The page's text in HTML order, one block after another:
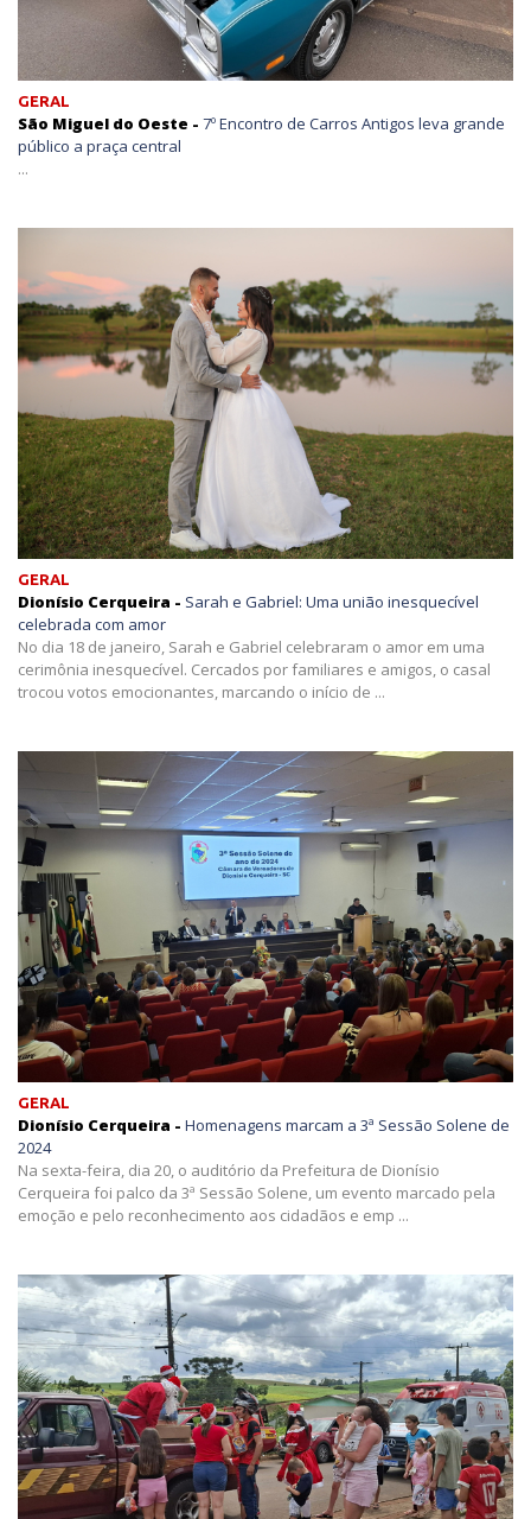
GERAL
São Miguel do Oeste - 7º Encontro de Carros Antigos leva grande
público a praça central
...
GERAL
Dionísio Cerqueira - Sarah e Gabriel: Uma união inesquecível
celebrada com amor
No dia 18 de janeiro, Sarah e Gabriel celebraram o amor em uma
cerimônia inesquecível. Cercados por familiares e amigos, o casal
trocou votos emocionantes, marcando o início de ...
GERAL
Dionísio Cerqueira - Homenagens marcam a 3ª Sessão Solene de
2024
Na sexta-feira, dia 20, o auditório da Prefeitura de Dionísio
Cerqueira foi palco da 3ª Sessão Solene, um evento marcado pela
emoção e pelo reconhecimento aos cidadãos e emp ...